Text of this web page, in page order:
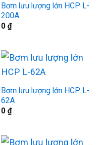
Bơm lưu lượng lớn HCP L-
200A
0 ₫
Bơm lưu lượng lớn HCP L-
62A
0 ₫